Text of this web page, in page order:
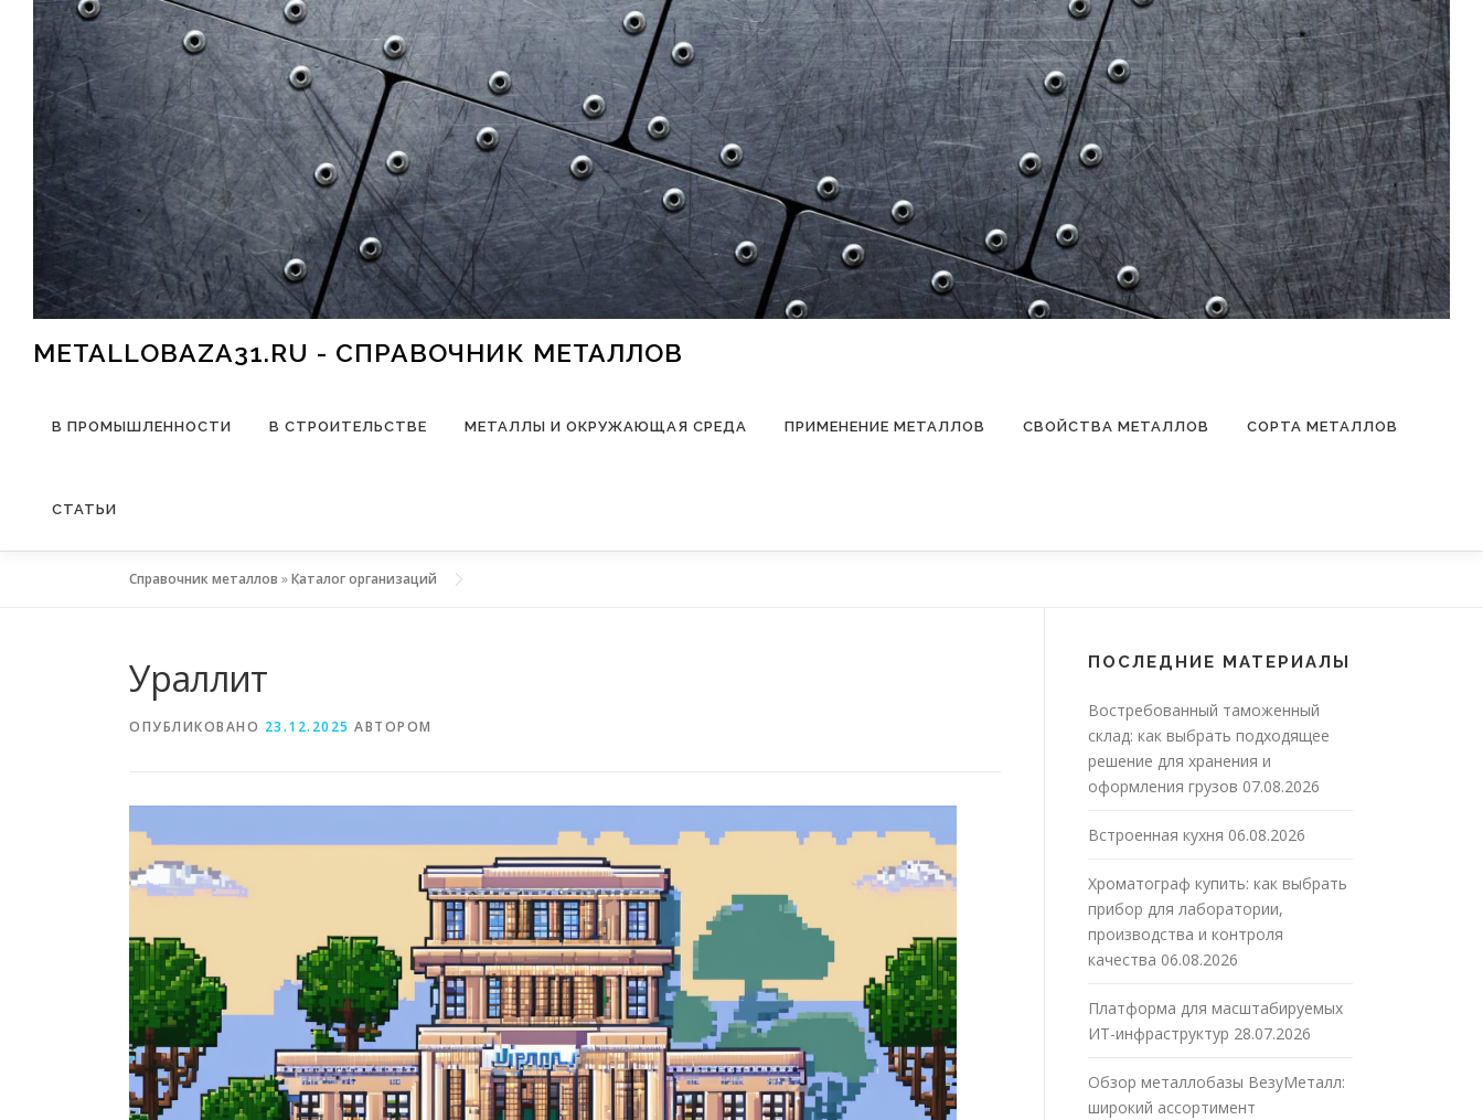
Перейти к содержимому
METALLOBAZA31.RU - СПРАВОЧНИК МЕТАЛЛОВ
В ПРОМЫШЛЕННОСТИ В СТРОИТЕЛЬСТВЕ МЕТАЛЛЫ И ОКРУЖАЮЩАЯ СРЕДА ПРИМЕНЕНИЕ МЕТАЛЛОВ СВОЙСТВА МЕТАЛЛОВ СОРТА МЕТАЛЛОВ
СТАТЬИ
Справочник металлов »Каталог организаций
Ураллит
ОПУБЛИКОВАНО 23.12.2025 АВТОРОМ
ПОСЛЕДНИЕ МАТЕРИАЛЫ
Востребованный таможенный
склад: как выбрать подходящее
решение для хранения и
оформления грузов 07.08.2026
Встроенная кухня 06.08.2026
Хроматограф купить: как выбрать
прибор для лаборатории,
производства и контроля
качества 06.08.2026
Платформа для масштабируемых
ИТ-инфраструктур 28.07.2026
Обзор металлобазы ВезуМеталл:
широкий ассортимент